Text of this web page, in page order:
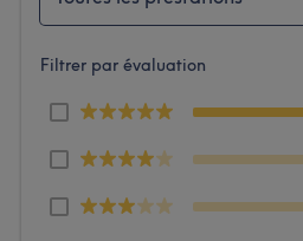
Filtrer par évaluation